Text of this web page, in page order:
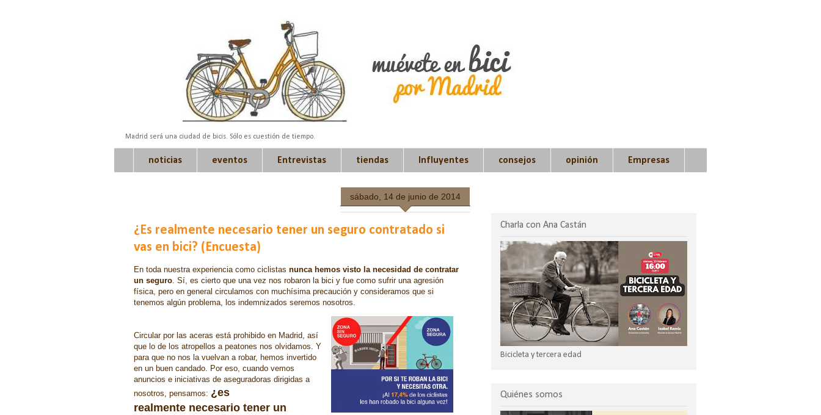
Madrid será una ciudad de bicis. Sólo es cuestión de tiempo.
noticias eventos Entrevistas tiendas Influyentes consejos opinión Empresas
sábado, 14 de junio de 2014
¿Es realmente necesario tener un seguro contratado si
vas en bici? (Encuesta)
En toda nuestra experiencia como ciclistas nunca hemos visto la necesidad de contratar
un seguro. Sí, es cierto que una vez nos robaron la bici y fue como sufrir una agresión
física, pero en general circulamos con muchísima precaución y consideramos que si
tenemos algún problema, los indemnizados seremos nosotros.
Circular por las aceras está prohibido en Madrid, así
que lo de los atropellos a peatones nos olvidamos. Y
para que no nos la vuelvan a robar, hemos invertido
en un buen candado. Por eso, cuando vemos
anuncios e iniciativas de aseguradoras dirigidas a
nosotros, pensamos: ¿es
realmente necesario tener un
Charla con Ana Castán
Bicicleta y tercera edad
Quiénes somos